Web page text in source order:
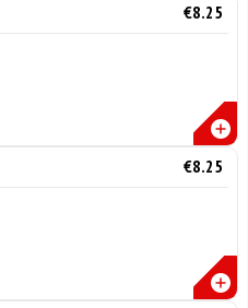
€8.25
€8.25